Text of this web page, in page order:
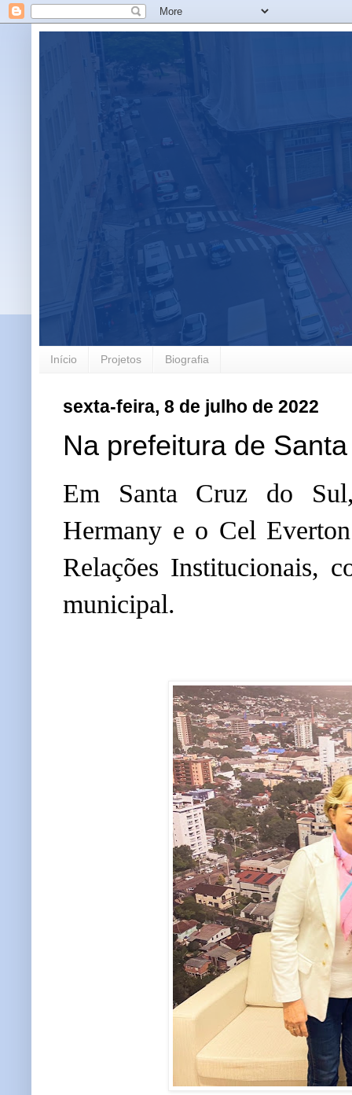
Início Projetos Biografia
sexta-feira, 8 de julho de 2022
Na prefeitura de
Em Santa Cruz do
Hermany e o Cel
Relações Institucionais,
municipal.